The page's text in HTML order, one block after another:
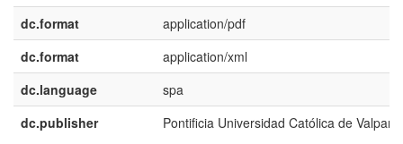
dc.format
application/pdf
dc.format
application/xml
dc.language
spa
dc.publisher
Pontificia Universidad Católica de